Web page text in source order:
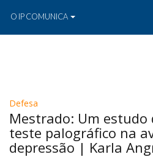
O IP COMUNICA
Defesa
Mestrado: Um estudo
teste palográfico na
depressão | Karla